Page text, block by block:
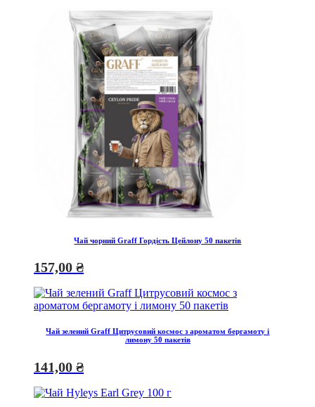
Чай чорний Graff Гордість Цейлону 50 пакетів
157,00 ₴
Чай зелений Graff Цитрусовий космос з ароматом бергамоту і
лимону 50 пакетів
141,00 ₴